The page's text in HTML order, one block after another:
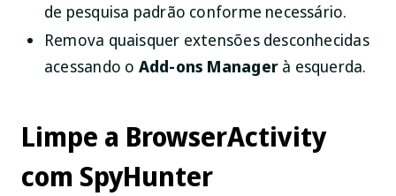
de pesquisa padrão conforme necessário.
Remova quaisquer extensões desconhecidas
acessando o Add-ons Managerà esquerda.
Limpe a BrowserActivity
com SpyHunter